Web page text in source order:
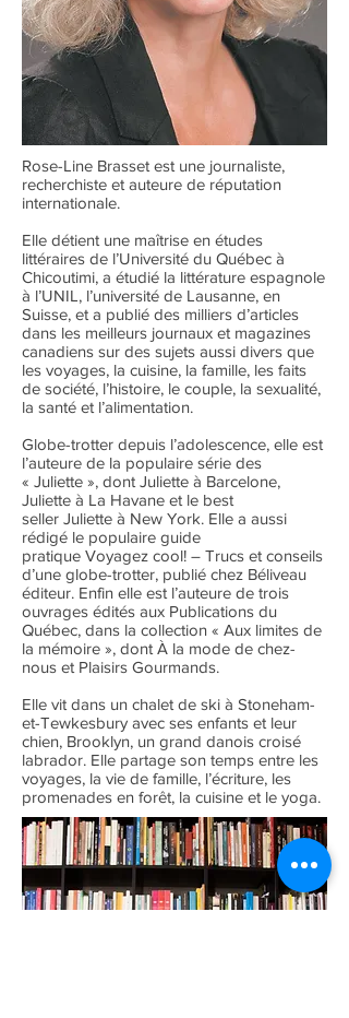
Rose-Line Brasset est une journaliste,
recherchiste et auteure de réputation
internationale.
Elle détient une maîtrise en études
littéraires de l’Université du Québec à
Chicoutimi, a étudié la littérature espagnole
à l’UNIL, l’université de Lausanne, en
Suisse, et a publié des milliers d’articles
dans les meilleurs journaux et magazines
canadiens sur des sujets aussi divers que
les voyages, la cuisine, la famille, les faits
de société, l’histoire, le couple, la sexualité,
la santé et l’alimentation.
Globe-trotter depuis l’adolescence, elle est
l’auteure de la populaire série des
« Juliette », dont Juliette à Barcelone,
Juliette à La Havane et le best
seller Juliette à New York. Elle a aussi
rédigé le populaire guide
pratique Voyagez cool! – Trucs et conseils
d’une globe-trotter, publié chez Béliveau
éditeur. Enfin elle est l’auteure de trois
ouvrages édités aux Publications du
Québec, dans la collection « Aux limites de
la mémoire », dont À la mode de chez-
nous et Plaisirs Gourmands.
Elle vit dans un chalet de ski à Stoneham-
et-Tewkesbury avec ses enfants et leur
chien, Brooklyn, un grand danois croisé
labrador. Elle partage son temps entre les
voyages, la vie de famille, l’écriture, les
promenades en forêt, la cuisine et le yoga.